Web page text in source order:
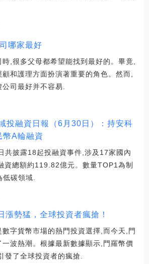
哪家最好
,很多父母都希望能找到最好的。畢竟,
和護理方面扮演著重要的角色。然而,
司最好并不容易.
投融資日報（6月30日）：持安科
幣A輪融資
共披露18起投融資事件,涉及17家國內
資總額約119.82億元。數量TOP1為制
碳領域.
漲勢猛，全球投資者瘋搶！
數字貨幣市場的熱門投資選擇,而今天,門
波熱潮。根據最新數據顯示,門羅幣價
發了全球投資者的瘋搶.